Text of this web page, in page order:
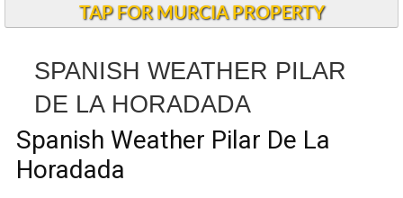
TAP FOR MURCIA PROPERTY
SPANISH WEATHER PILAR
DE LA HORADADA
Spanish Weather Pilar De La
Horadada